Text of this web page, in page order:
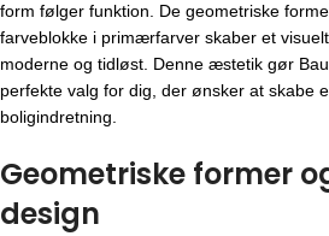
form følger funktion. De geometriske
farveblokke i primærfarver skaber et
moderne og tidløst. Denne æstetik gør
perfekte valg for dig, der ønsker at skabe
boligindretning.
Geometriske former
design